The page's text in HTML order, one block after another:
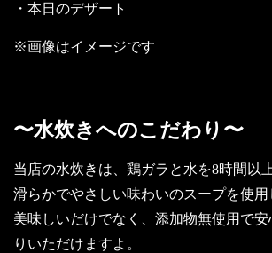
・本日のデザート
※画像はイメージです
〜水炊きへのこだわり〜
当店の水炊きは、鶏ガラと水を8時間以
滑らかでやさしい味わいのスープを使用
美味しいだけでなく、添加物無使用で
りいただけますよ。